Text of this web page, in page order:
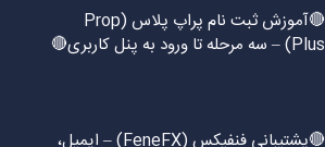
🔴آموزش ثبت نام پراپ پلاس (Prop
Plus) – سه مرحله تا ورود به پنل کاربری🔴
🔴پشتیبانی فنفیکس (FeneFX) – ایمیل،